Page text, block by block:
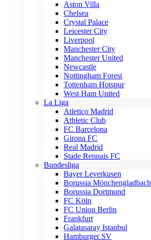
Aston Villa
Chelsea
Crystal Palace
Leicester City
Liverpool
Manchester City
Manchester United
Newcastle
Nottingham Forest
Tottenham Hotspur
West Ham United
La Liga
Atletico Madrid
Athletic Club
FC Barcelona
Girona FC
Real Madrid
Stade Rennais FC
Bundesliga
Bayer Leverkusen
Borussia Mönchengladbach
Borussia Dortmund
FC Köln
FC Union Berlin
Frankfurt
Galatasaray Istanbul
Hamburger SV